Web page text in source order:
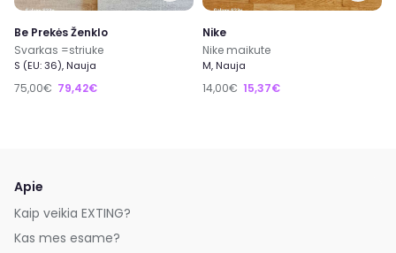
Be Prekės Ženklo
Svarkas =striuke
S (EU: 36), Nauja
75,00€ 79,42€
Nike
Nike maikute
M, Nauja
14,00€ 15,37€
Apie
Kaip veikia EXTING?
Kas mes esame?